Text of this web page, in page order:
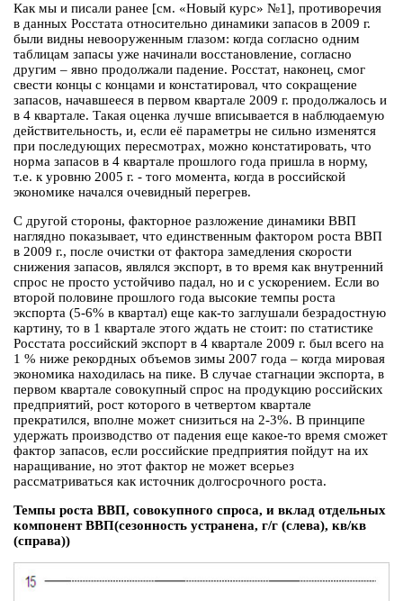
Как мы и писали ранее [см. «Новый курс» №1], противоречия
в данных Росстата относительно динамики запасов в 2009 г.
были видны невооруженным глазом: когда согласно одним
таблицам запасы уже начинали восстановление, согласно
другим – явно продолжали падение. Росстат, наконец, смог
свести концы с концами и констатировал, что сокращение
запасов, начавшееся в первом квартале 2009 г. продолжалось и
в 4 квартале. Такая оценка лучше вписывается в наблюдаемую
действительность, и, если её параметры не сильно изменятся
при последующих пересмотрах, можно констатировать, что
норма запасов в 4 квартале прошлого года пришла в норму,
т.е. к уровню 2005 г. - того момента, когда в российской
экономике начался очевидный перегрев.
С другой стороны, факторное разложение динамики ВВП
наглядно показывает, что единственным фактором роста ВВП
в 2009 г., после очистки от фактора замедления скорости
снижения запасов, являлся экспорт, в то время как внутренний
спрос не просто устойчиво падал, но и с ускорением. Если во
второй половине прошлого года высокие темпы роста
экспорта (5-6% в квартал) еще как-то заглушали безрадостную
картину, то в 1 квартале этого ждать не стоит: по статистике
Росстата российский экспорт в 4 квартале 2009 г. был всего на
1 % ниже рекордных объемов зимы 2007 года – когда мировая
экономика находилась на пике. В случае стагнации экспорта, в
первом квартале совокупный спрос на продукцию российских
предприятий, рост которого в четвертом квартале
прекратился, вполне может снизиться на 2-3%. В принципе
удержать производство от падения еще какое-то время сможет
фактор запасов, если российские предприятия пойдут на их
наращивание, но этот фактор не может всерьез
рассматриваться как источник долгосрочного роста.
Темпы роста ВВП, совокупного спроса, и вклад отдельных
компонент ВВП(сезонность устранена, г/г (слева), кв/кв
(справа))